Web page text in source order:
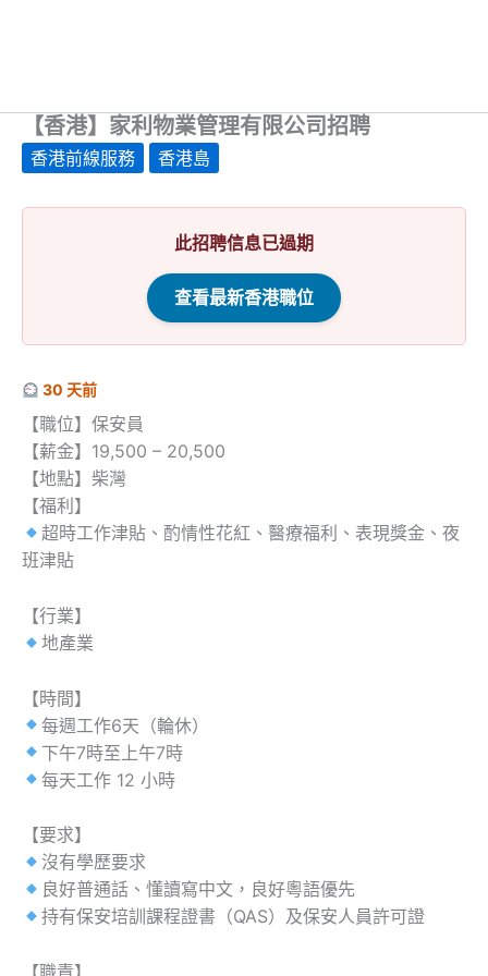
【香港】家利物業管理有限公司招聘
香港前線服務 香港島
此招聘信息已過期
查看最新香港職位
30 天前
【職位】保安員
【薪金】19,500 – 20,500
【地點】柴灣
【福利】
超時工作津貼、酌情性花紅、醫療福利、表現獎金、夜
班津貼
【行業】
地產業
【時間】
每週工作6天（輪休）
下午7時至上午7時
每天工作 12 小時
【要求】
沒有學歷要求
良好普通話、懂讀寫中文，良好粵語優先
持有保安培訓課程證書（QAS）及保安人員許可證
【職責】